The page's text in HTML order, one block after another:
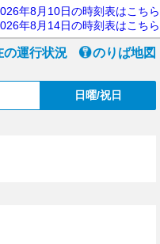
年8月10日の時刻表はこちら
年8月14日の時刻表はこちら
の運行状況 のりば地図
日曜/祝日